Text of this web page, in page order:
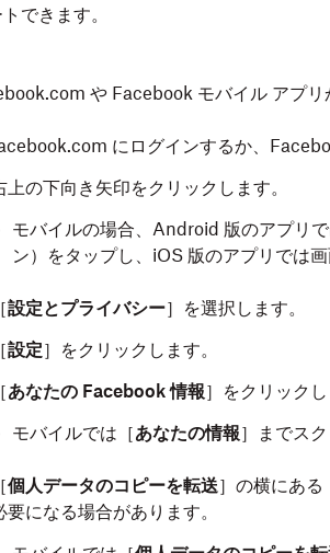
できます。
や Facebook モバイル アプリ
にログインするか、
上の下向き矢印をクリックします。
モバイルの場合、Android 版のアプリ
ン）をタップし、iOS 版のアプリでは
［設定とプライバシー］を選択します。
［設定］をクリックします。
［あなたの Facebook 情報］をクリックし
モバイルでは［あなたの情報］までスク
［個人データのコピーを転送］の横にある
要になる場合があります。